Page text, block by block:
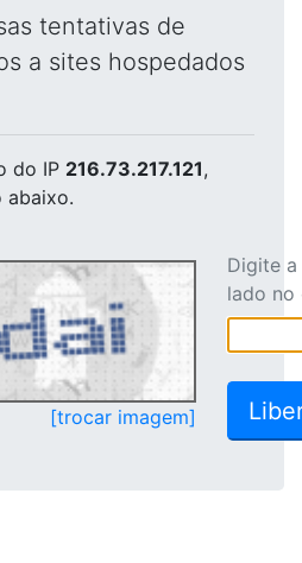
tentativas de
a sites hospedados
do IP 216.73.217.121,
abaixo.
[trocar imagem]
Digite
lado no